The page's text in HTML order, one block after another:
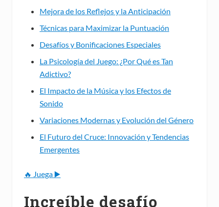
Mejora de los Reflejos y la Anticipación
Técnicas para Maximizar la Puntuación
Desafíos y Bonificaciones Especiales
La Psicología del Juego: ¿Por Qué es Tan
Adictivo?
El Impacto de la Música y los Efectos de
Sonido
Variaciones Modernas y Evolución del Género
El Futuro del Cruce: Innovación y Tendencias
Emergentes
🔥 Juega ▶️
Increíble desafío